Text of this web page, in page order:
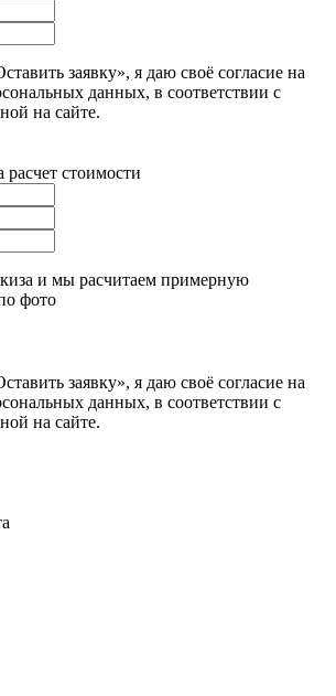
заявку», я даю своё согласие на
данных, в соответствии с
на сайте.
стоимости
и мы расчитаем примерную
фото
заявку», я даю своё согласие на
данных, в соответствии с
на сайте.